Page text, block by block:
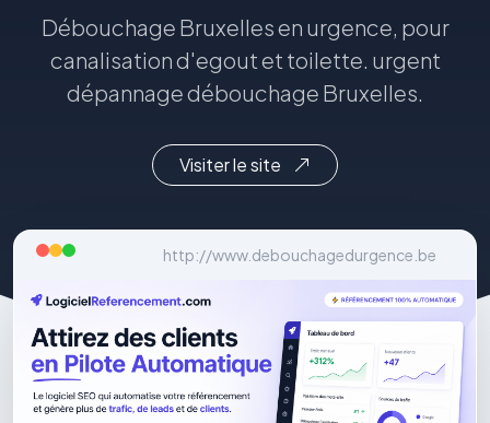
Débouchage Bruxelles en urgence, pour
canalisation d'egout et toilette. urgent
dépannage débouchage Bruxelles.
Visiter le site
http://www.debouchagedurgence.be